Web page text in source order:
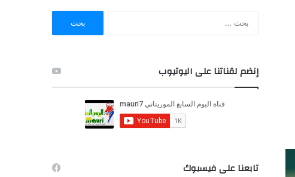
:
إنضم لقناتنا على اليوتيوب
تابعنا على فيسبوك